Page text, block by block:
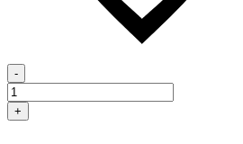
-
+